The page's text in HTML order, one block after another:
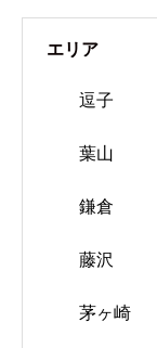
エリア
逗子
葉山
鎌倉
藤沢
茅ヶ崎